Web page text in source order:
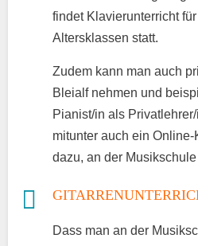
findet Klavierunterricht
Altersklassen statt.
Zudem kann man auch
Bleialf nehmen und
Pianist/in als
mitunter auch ein
dazu, an der
Dass man an der